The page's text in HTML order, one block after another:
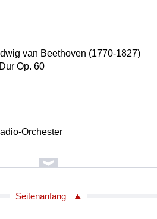
van Beethoven (1770-1827)
Op. 60
Orchester
Schubert (1797-1828)
Seitenanfang